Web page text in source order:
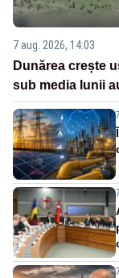
7 aug. 2026, 14:03
Dunărea crește
sub media lunii